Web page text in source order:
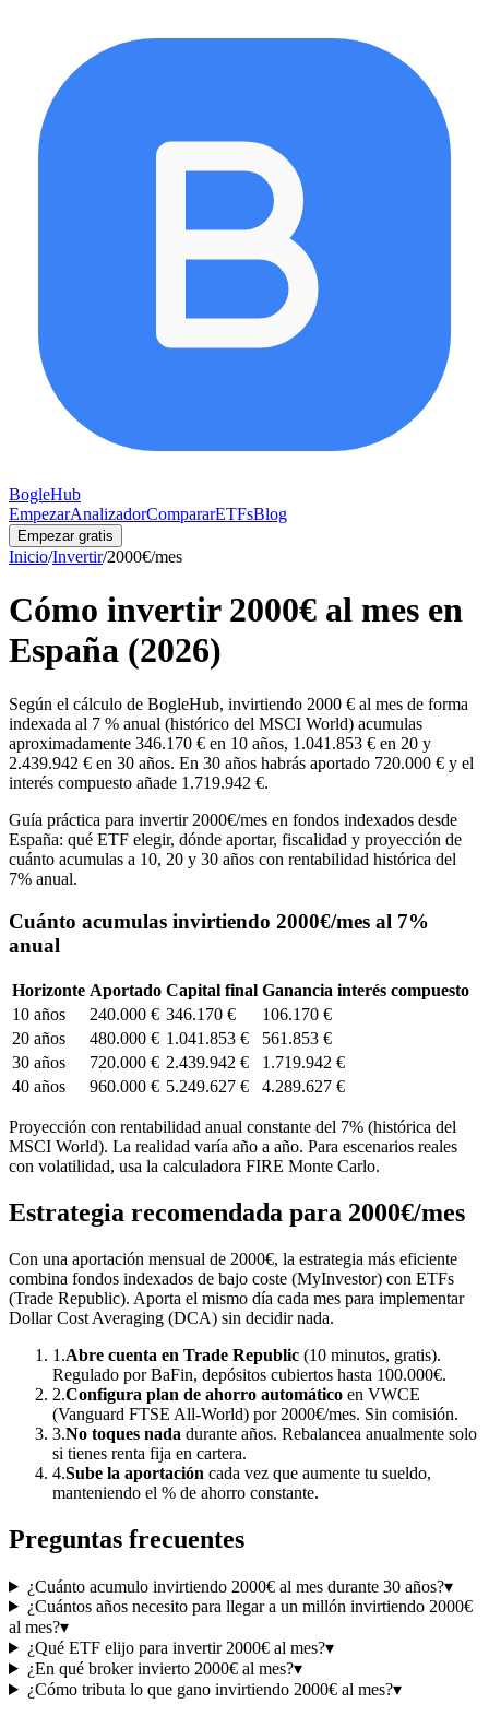
BogleHub
EmpezarAnalizadorCompararETFsBlog
Empezar gratis
Inicio/Invertir/2000€/mes
Cómo invertir 2000€ al mes en
España (2026)
Según el cálculo de BogleHub, invirtiendo 2000 € al mes de forma
indexada al 7 % anual (histórico del MSCI World) acumulas
aproximadamente 346.170 € en 10 años, 1.041.853 € en 20 y
2.439.942 € en 30 años. En 30 años habrás aportado 720.000 € y el
interés compuesto añade 1.719.942 €.
Guía práctica para invertir 2000€/mes en fondos indexados desde
España: qué ETF elegir, dónde aportar, fiscalidad y proyección de
cuánto acumulas a 10, 20 y 30 años con rentabilidad histórica del
7% anual.
Cuánto acumulas invirtiendo 2000€/mes al 7%
anual
Horizonte Aportado Capital final Ganancia interés compuesto
10 años 240.000 € 346.170 €
106.170 €
20 años 480.000 € 1.041.853 €
561.853 €
30 años 720.000 € 2.439.942 €
1.719.942 €
40 años 960.000 € 5.249.627 € 4.289.627 €
Proyección con rentabilidad anual constante del 7% (histórica del
MSCI World). La realidad varía año a año. Para escenarios reales
con volatilidad, usa la calculadora FIRE Monte Carlo.
Estrategia recomendada para 2000€/mes
Con una aportación mensual de 2000€, la estrategia más eficiente
combina fondos indexados de bajo coste (MyInvestor) con ETFs
(Trade Republic). Aporta el mismo día cada mes para implementar
Dollar Cost Averaging (DCA) sin decidir nada.
1.Abre cuenta en Trade Republic (10 minutos, gratis).
Regulado por BaFin, depósitos cubiertos hasta 100.000€.
2.Configura plan de ahorro automático en VWCE
(Vanguard FTSE All-World) por 2000€/mes. Sin comisión.
3.No toques nada durante años. Rebalancea anualmente solo
si tienes renta fija en cartera.
4.Sube la aportación cada vez que aumente tu sueldo,
manteniendo el % de ahorro constante.
Preguntas frecuentes
¿Cuánto acumulo invirtiendo 2000€ al mes durante 30 años?▾
¿Cuántos años necesito para llegar a un millón invirtiendo 2000€
al mes?▾
¿Qué ETF elijo para invertir 2000€ al mes?▾
¿En qué broker invierto 2000€ al mes?▾
¿Cómo tributa lo que gano invirtiendo 2000€ al mes?▾